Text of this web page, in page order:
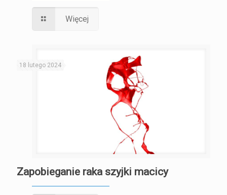
Więcej
18 lutego 2024
Zapobieganie raka szyjki macicy